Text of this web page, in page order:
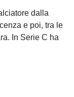
dalla
e poi, tra le
In Serie C ha